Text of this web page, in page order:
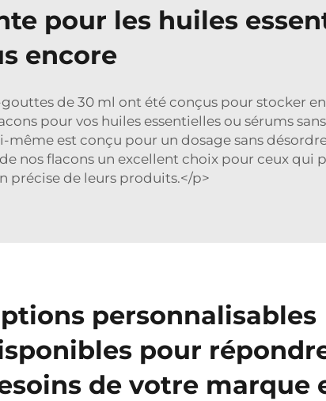
pour les huiles
encore
de 30 ml ont été conçus pour stocker
pour vos huiles essentielles ou sérums
est conçu pour un dosage sans
nos flacons un excellent choix pour ceux qui
précise de leurs produits.</p>
personnalisables
pour
de votre marque